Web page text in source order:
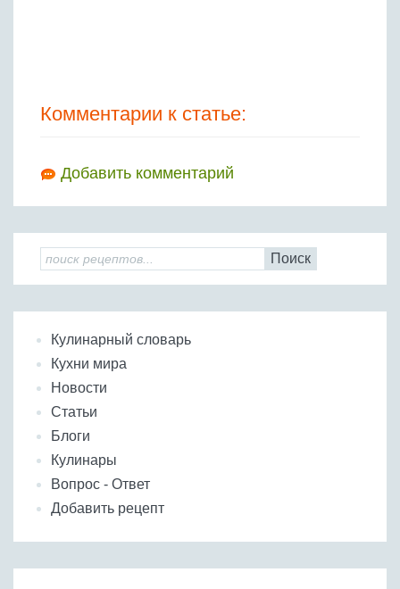
Комментарии к статье:
Добавить комментарий
Поиск
Кулинарный словарь
Кухни мира
Новости
Статьи
Блоги
Кулинары
Вопрос - Ответ
Добавить рецепт